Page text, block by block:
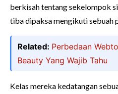
berkisah tentang sekelompok
tiba dipaksa mengikuti sebuah
Related: Perbedaan
Beauty Yang Wajib Tahu
Kelas mereka kedatangan